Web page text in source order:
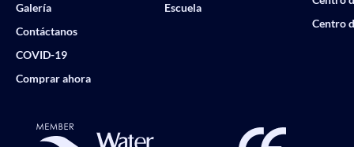
Galería
Contáctanos
COVID-19
Comprar ahora
Escuela
Centro